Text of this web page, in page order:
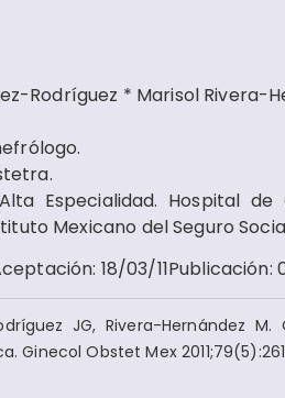
Rodríguez * Marisol Rivera-
Especialidad. Hospital
Mexicano del Seguro
: 18/03/11Publicación:
JG, Rivera-Hernández
Ginecol Obstet Mex